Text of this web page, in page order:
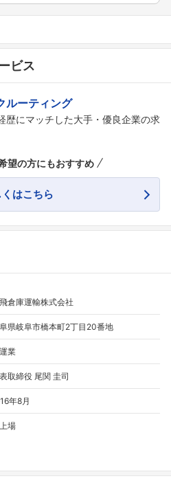
ォローしませんか？
ビス
ルーティング
歴にマッチした大手・優良企業の求
望の方にもおすすめ
はこちら
倉庫運輸株式会社
県岐阜市橋本町2丁目20番地
業
取締役 尾関 圭司
年8月
場